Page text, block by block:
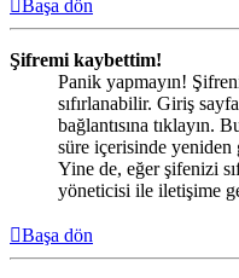
Başa dön
Şifremi kaybettim!
Panik yapmayın!
sıfırlanabilir. Giriş
bağlantısına tıklayın.
süre içerisinde
Yine de, eğer şifenizi
yöneticisi ile iletişime
Başa dön